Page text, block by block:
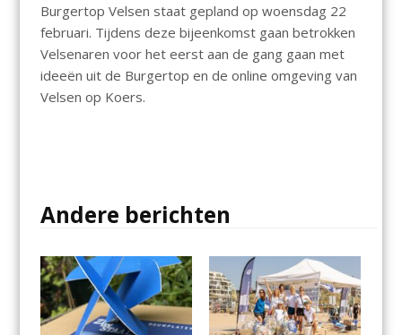
Burgertop Velsen staat gepland op woensdag 22
februari. Tijdens deze bijeenkomst gaan betrokken
Velsenaren voor het eerst aan de gang gaan met
ideeën uit de Burgertop en de online omgeving van
Velsen op Koers.
Andere berichten